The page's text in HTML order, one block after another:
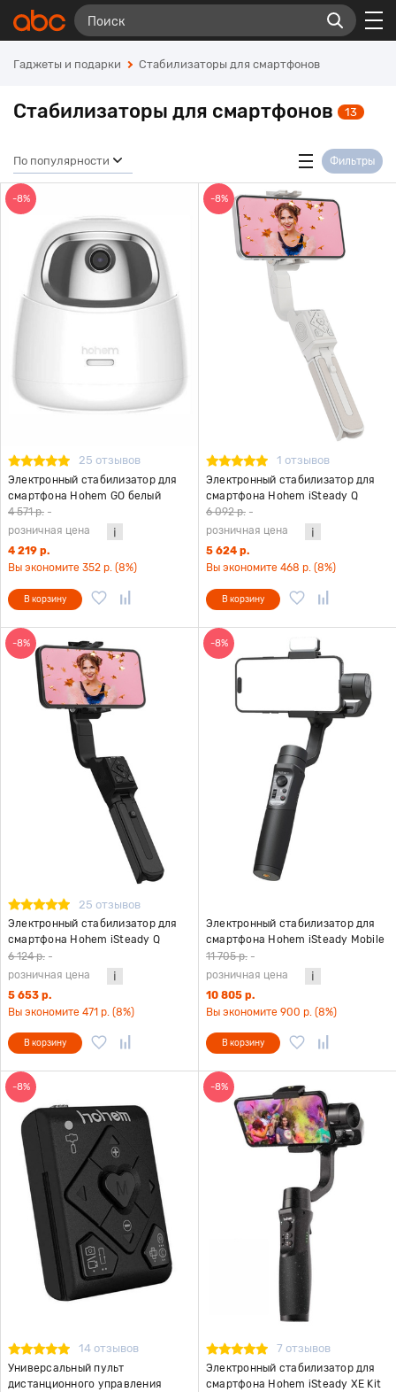
Гаджеты и подарки Стабилизаторы для смартфонов
Стабилизаторы для смартфонов 13
По популярности Фильтры
-8%
25 отзывов
Электронный стабилизатор для
смартфона Hohem GO белый
4 571 р. -
розничная цена
4 219 р.
Вы экономите 352 р. (8%)
В корзину
-8%
1 отзывов
Электронный стабилизатор для
смартфона Hohem iSteady Q
белый
6 092 р. -
розничная цена
5 624 р.
Вы экономите 468 р. (8%)
В корзину
-8%
25 отзывов
Электронный стабилизатор для
смартфона Hohem iSteady Q
черный
6 124 р. -
розничная цена
5 653 р.
Вы экономите 471 р. (8%)
В корзину
-8%
Электронный стабилизатор для
смартфона Hohem iSteady Mobile
Plus Kit версия 2024 черный
11 705 р. -
розничная цена
10 805 р.
Вы экономите 900 р. (8%)
В корзину
-8%
14 отзывов
Универсальный пульт
дистанционного управления
-8%
7 отзывов
Электронный стабилизатор для
смартфона Hohem iSteady XE Kit